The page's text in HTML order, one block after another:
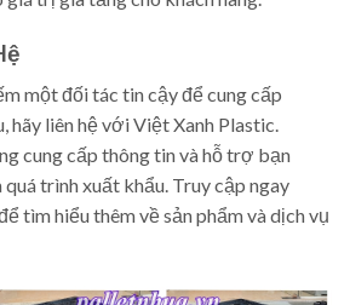
một đối tác tin cậy để cung cấp
hãy liên hệ với Việt Xanh Plastic.
cung cấp thông tin và hỗ trợ bạn
trình xuất khẩu. Truy cập ngay
tìm hiểu thêm về sản phẩm và dịch vụ